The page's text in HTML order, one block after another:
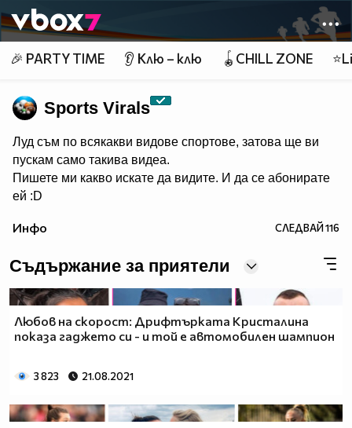
👾
🎉 PARTY TIME 👂 Клю – клю 🪀CHILL ZONE
Sports Virals
Луд съм по всякакви видове спортове, затова ще ви
пускам само такива видеа.
Пишете ми какво искате да видите. И да се абонирате
ей :D
Инфо СЛЕДВАЙ116
Съдържание за приятели
Любов на скорост: Дрифтърката Кристалина
показа гаджето си - и той е автомобилен шампион
3 823 21.08.2021